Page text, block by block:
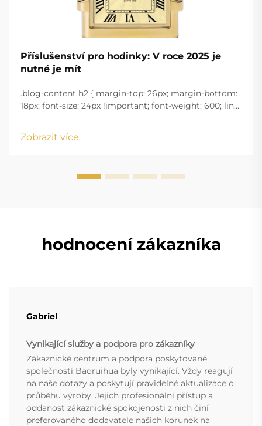
Příslušenství pro hodinky: V roce 2025 je
nutné je mít
.blog-content h2 { margin-top: 26px; margin-bottom:
18px; font-size: 24px !important; font-weight: 600; line-
w...
Zobrazit více
hodnocení zákazníka
Gabriel
Vynikající služby a podpora pro zákazníky
Zákaznické centrum a podpora poskytované
společností Baoruihua byly vynikající. Vždy reagují
na naše dotazy a poskytují pravidelné aktualizace o
průběhu výroby. Jejich profesionální přístup a
oddanost zákaznické spokojenosti z nich činí
preferovaného dodavatele našich korunek na